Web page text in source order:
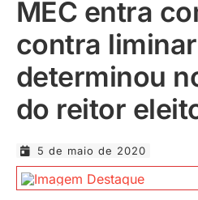
PUBLICAÇÕES
DOCUMENTOS
GALERIAS
MEC entra
contra
determinou
do reitor
5 de maio de 2020